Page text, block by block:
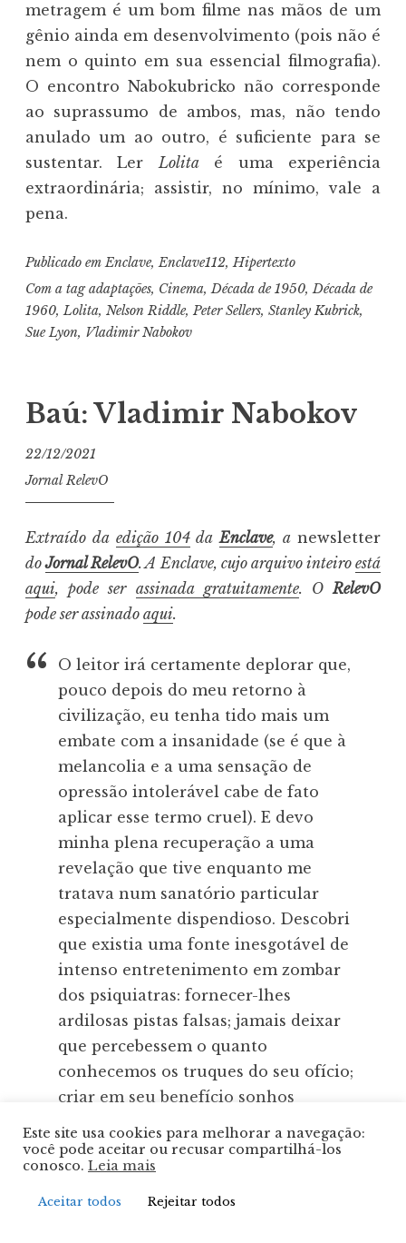
metragem é um bom filme nas mãos de um
gênio ainda em desenvolvimento (pois não é
nem o quinto em sua essencial filmografia).
O encontro Nabokubricko não corresponde
ao suprassumo de ambos, mas, não tendo
anulado um ao outro, é suficiente para se
sustentar. LerLolitaé uma experiência
extraordinária; assistir, no mínimo, vale a
pena.
Publicado emEnclave,Enclave112,Hipertexto
Com a tagadaptações, Cinema,Década de 1950,Década de
1960,Lolita, Nelson Riddle, Peter Sellers, Stanley Kubrick,
Sue Lyon, Vladimir Nabokov
Baú: Vladimir Nabokov
22/12/2021
Jornal RelevO
Extraído da edição 104daEnclave, anewsletter
doJornal RelevO. A Enclave, cujo arquivo inteiro está
aqui, pode ser assinada gratuitamente. ORelevO
pode ser assinado aqui.
O leitor irá certamente deplorar que,
pouco depois do meu retorno à
civilização, eu tenha tido mais um
embate com a insanidade (se é que à
melancolia e a uma sensação de
opressão intolerável cabe de fato
aplicar esse termo cruel). E devo
minha plena recuperação a uma
revelação que tive enquanto me
tratava num sanatório particular
especialmente dispendioso. Descobri
que existia uma fonte inesgotável de
intenso entretenimento em zombar
dos psiquiatras: fornecer-lhes
ardilosas pistas falsas; jamais deixar
que percebessem o quanto
conhecemos os truques do seu ofício;
criar em seu benefício sonhos
elaborados, clássicos no estilo (que
faziam com queeles, os extorsionários
de sonhos, acordassem aos gritos
com seus pesadelos); espicaçá-los
Este site usa cookies para melhorar a navegação:
você pode aceitar ou recusar compartilhá-los
conosco. Leia mais
Aceitar todos Rejeitar todos